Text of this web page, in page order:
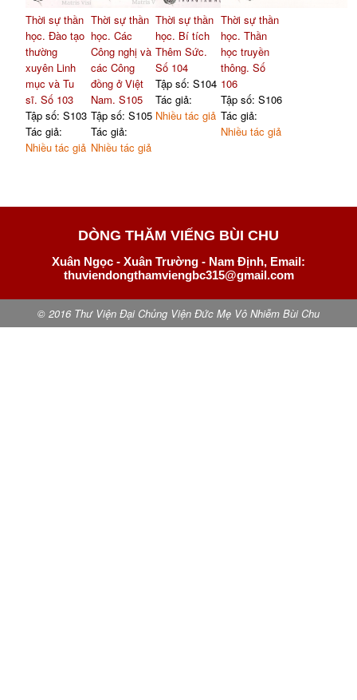
Thời sự thần
học. Đào tạo
thường
xuyên Linh
mục và Tu
sĩ. Số 103
Tập số: S103
Tác giả:
Nhiều tác giả
Thời sự thần
học. Các
Công nghị và
các Công
đồng ở Việt
Nam. S105
Tập số: S105
Tác giả:
Nhiều tác giả
Thời sự thần
học. Bí tích
Thêm Sức.
Số 104
Tập số: S104
Tác giả:
Nhiều tác giả
Thời sự thần
học. Thần
học truyền
thông. Số
106
Tập số: S106
Tác giả:
Nhiều tác giả
DÒNG THĂM VIẾNG BÙI CHU
Xuân Ngọc - Xuân Trường - Nam Định, Email:
thuviendongthamviengbc315@gmail.com
© 2016 Thư Viện Đại Chủng Viện Đức Mẹ Vô Nhiễm Bùi Chu